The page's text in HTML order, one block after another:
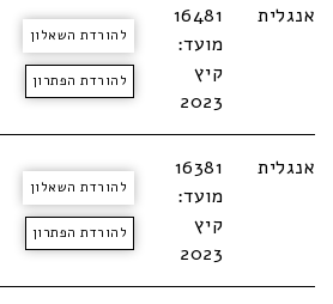
אנגלית
16481
מועד:
קיץ
2023
להורדת השאלון
להורדת הפתרון
אנגלית
16381
מועד:
קיץ
2023
להורדת השאלון
להורדת הפתרון